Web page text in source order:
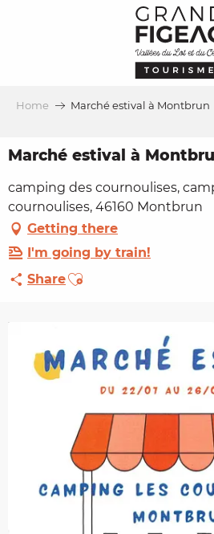
Home Marché estival à Montbrun
Marché estival à
camping des cournoulises,
cournoulises, 46160 Montbrun
Getting there
I'm going by train!
ShareAjouter aux favoris